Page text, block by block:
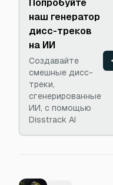
Попробуйте
наш генератор
дисс-треков
на ИИ
Создавайте
смешные дисс-
треки,
сгенерированные
ИИ, с помощью
Disstrack AI